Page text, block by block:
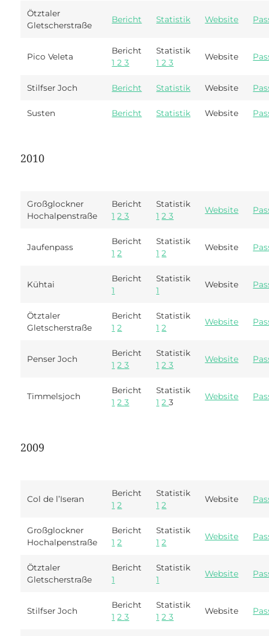
Ötztaler
Gletscherstraße
Bericht Statistik Website
Pico Veleta
Bericht
123
Statistik
123
Website
Stilfser Joch Bericht Statistik Website
Susten Bericht Statistik Website
2010
Großglockner
Hochalpenstraße
Bericht
1 23
Statistik
1 23
Website
Jaufenpass
Bericht
1 2
Statistik
1 2
Website
Kühtai
Bericht
1
Statistik
1
Website
Ötztaler
Gletscherstraße
Bericht
1 2
Statistik
1 2
Website
Penser Joch
Bericht
1 23
Statistik
1 23
Website
Timmelsjoch
Bericht
1 23
Statistik
1 23
Website
2009
Col de l’Iseran
Bericht
1 2
Statistik
1 2
Website
Großglockner
Hochalpenstraße
Bericht
1 2
Statistik
1 2
Website
Ötztaler
Gletscherstraße
Bericht
1
Statistik
1
Website
Stilfser Joch
Bericht
1 23
Statistik
1 23
Website